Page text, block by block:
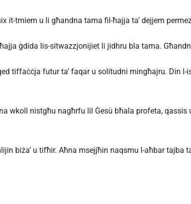
tmiem u li għandna tama fil-ħajja ta’ dejjem
ġdida lis-sitwazzjonijiet li jidhru bla tama.
tiffaċċja futur ta’ faqar u solitudni mingħajru. Din
wkoll nistgħu nagħrfu lil Ġesù bħala profeta,
biża’ u tifħir. Aħna msejjħin naqsmu l-aħbar tajba